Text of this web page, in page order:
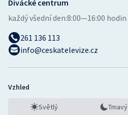
Divácké centrum
každý všední den:8:00—16:00 hodin
261 136 113
info@ceskatelevize.cz
Vzhled
Světlý Tmavý